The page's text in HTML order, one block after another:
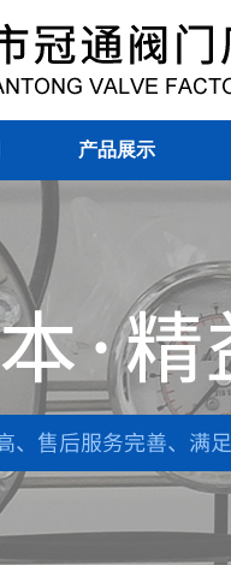
产品展示